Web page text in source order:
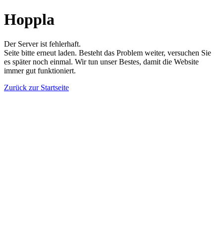
Hoppla
Der Server ist fehlerhaft.
Seite bitte erneut laden. Besteht das Problem weiter, versuchen Sie
es später noch einmal. Wir tun unser Bestes, damit die Website
immer gut funktioniert.
Zurück zur Startseite